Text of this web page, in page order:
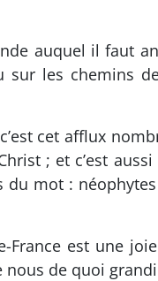
auquel il faut
les chemins
cet afflux
; et c’est
du mot :
France est une
de quoi